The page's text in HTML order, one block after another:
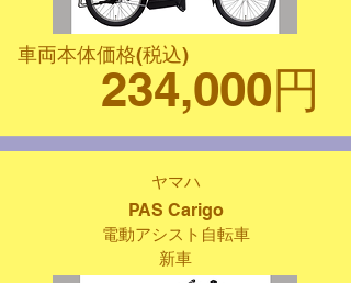
234,000円
車両本体価格(税込)
ヤマハ
PAS Carigo
電動アシスト自転車
新車